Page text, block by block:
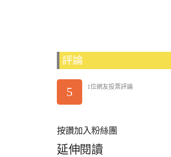
評論
5 1位網友投票評論
按讚加入粉絲團
延伸閱讀